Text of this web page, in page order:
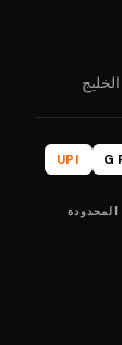
G
UPI